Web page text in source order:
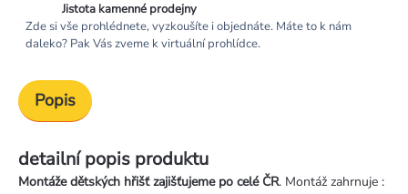
Jistota kamenné prodejny
Zde si vše prohlédnete, vyzkoušíte i objednáte. Máte to k nám
daleko? Pak Vás zveme k virtuální prohlídce.
Popis
detailní popis produktu
Montáže dětských hřišť zajišťujeme po celé ČR. Montáž zahrnuje :